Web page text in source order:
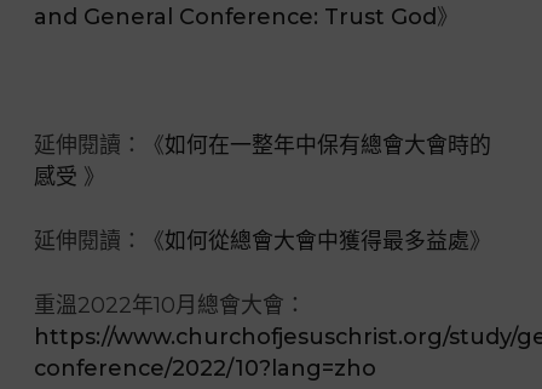
and General Conference: Trust God》
延伸閱讀：《如何在一整年中保有總會大會時的
感受 》
延伸閱讀：《如何從總會大會中獲得最多益處》
重溫2022年10月總會大會：
https://www.churchofjesuschrist.org/study/
conference/2022/10?lang=zho